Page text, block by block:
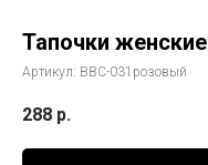
Тапочки
Артикул: ВВС-031розовый
288 р.